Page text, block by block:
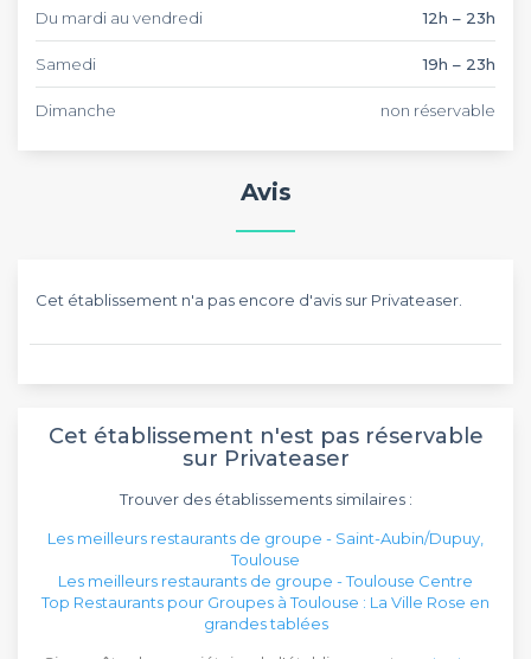
Du mardi au vendredi 12h – 23h
Samedi 19h – 23h
Dimanche non réservable
Avis
Cet établissement n'a pas encore d'avis sur Privateaser.
Cet établissement n'est pas réservable
sur Privateaser
Trouver des établissements similaires :
Les meilleurs restaurants de groupe - Saint-Aubin/Dupuy,
Toulouse
Les meilleurs restaurants de groupe - Toulouse Centre
Top Restaurants pour Groupes à Toulouse : La Ville Rose en
grandes tablées